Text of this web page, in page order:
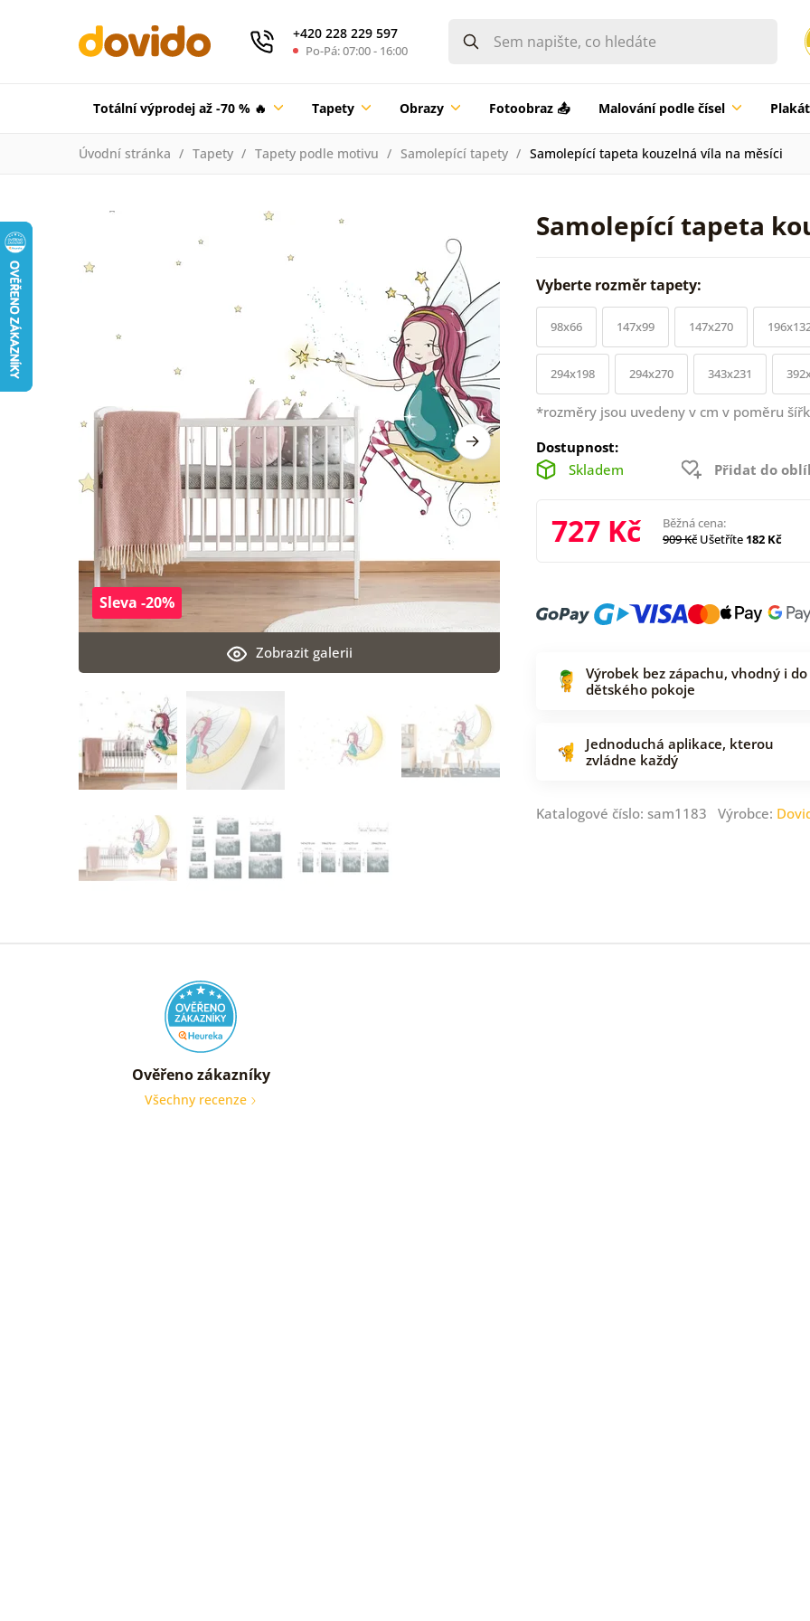
+420 228 229 597
Po-Pá: 07:00 - 16:00
Totální výprodej až -70 % 🔥 Tapety Obrazy Fotoobraz 📤 Malování podle čísel
Úvodní stránka Tapety Tapety podle motivu Samolepící tapety Samolepící tapeta kouzelná víla na měsíci
Samolepící tapeta
Zobrazit galerii
Sleva -20%
Vyberte rozměr tapety:
98x66 147x99 147x270
294x198 294x270 343x231
*rozměry jsou uvedeny v cm v poměru
Dostupnost:
Skladem
Přidat do
727 Kč
Běžná cena:
909 Kč Ušetříte 182 Kč
Výrobek bez zápachu, vhodný i do
dětského pokoje
Jednoduchá aplikace, kterou
zvládne každý
Katalogové číslo: sam1183 Výrobce:
Ověřeno zákazníky
Všechny recenze